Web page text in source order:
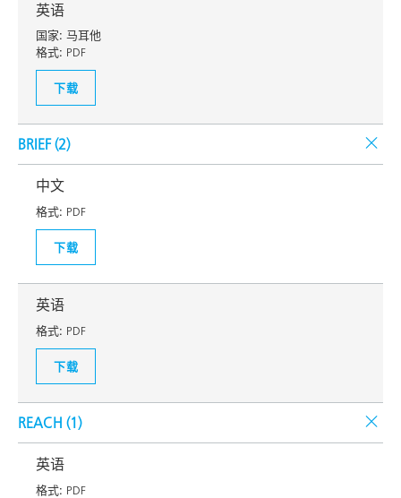
英语
国家: 马耳他
格式: PDF
下载
BRIEF (2)
中文
格式: PDF
下载
英语
格式: PDF
下载
REACH (1)
英语
格式: PDF